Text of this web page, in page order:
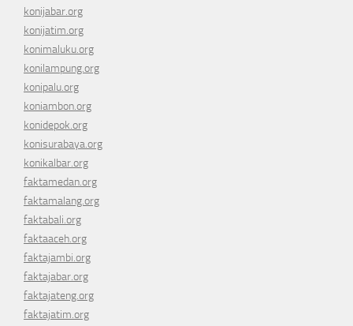
konijabar.org
konijatim.org
konimaluku.org
konilampung.org
konipalu.org
koniambon.org
konidepok.org
konisurabaya.org
konikalbar.org
faktamedan.org
faktamalang.org
faktabali.org
faktaaceh.org
faktajambi.org
faktajabar.org
faktajateng.org
faktajatim.org